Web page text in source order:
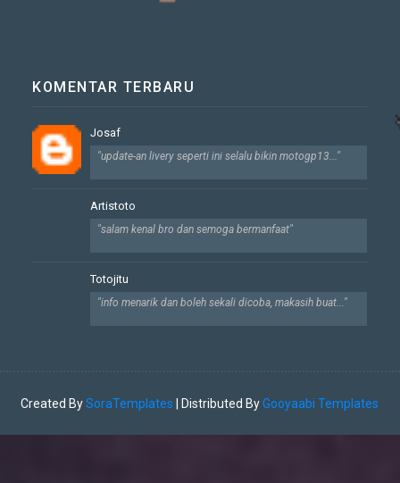
KOMENTAR TERBARU
Josaf
"update-an livery seperti ini selalu bikin motogp13..."
Artistoto
"salam kenal bro dan semoga bermanfaat"
Totojitu
"info menarik dan boleh sekali dicoba, makasih buat..."
Created BySoraTemplates | Distributed ByGooyaabi Templates